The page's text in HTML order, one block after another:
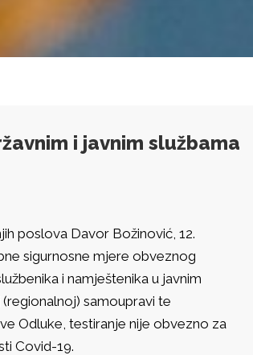
i javnim službama
poslova Davor Božinović, 12.
sigurnosne mjere obveznog
i namještenika u javnim
samoupravi te
Odluke, testiranje nije obvezno za
Covid-19.